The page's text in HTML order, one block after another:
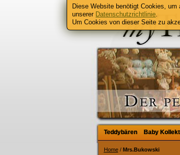
Teddybären Baby
Teddybären Baby
Home / Mrs.Bukowski
Diese Website benötigt Cookies,
unserer Datenschutzrichtlinie.
Um Cookies von dieser Seite zu